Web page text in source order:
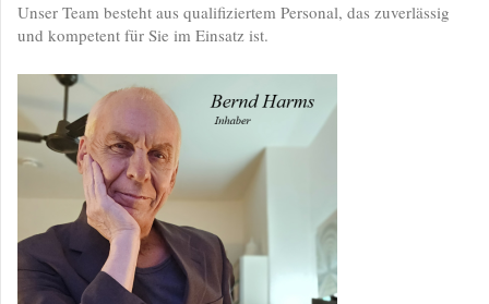
Unser Team besteht aus qualifiziertem Personal, das zuverlässig
und kompetent für Sie im Einsatz ist.